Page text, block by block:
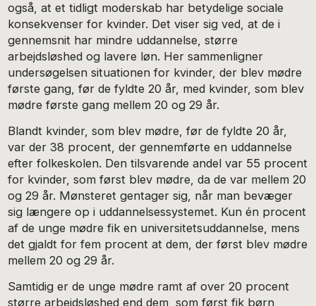
også, at et tidligt moderskab har betydelige sociale
konsekvenser for kvinder. Det viser sig ved, at de i
gennemsnit har mindre uddannelse, større
arbejdsløshed og lavere løn. Her sammenligner
undersøgelsen situationen for kvinder, der blev mødre
første gang, før de fyldte 20 år, med kvinder, som blev
mødre første gang mellem 20 og 29 år.
Blandt kvinder, som blev mødre, før de fyldte 20 år,
var der 38 procent, der gennemførte en uddannelse
efter folkeskolen. Den tilsvarende andel var 55 procent
for kvinder, som først blev mødre, da de var mellem 20
og 29 år. Mønsteret gentager sig, når man bevæger
sig længere op i uddannelsessystemet. Kun én procent
af de unge mødre fik en universitetsuddannelse, mens
det gjaldt for fem procent at dem, der først blev mødre
mellem 20 og 29 år.
Samtidig er de unge mødre ramt af over 20 procent
større arbejdsløshed end dem, som først fik børn